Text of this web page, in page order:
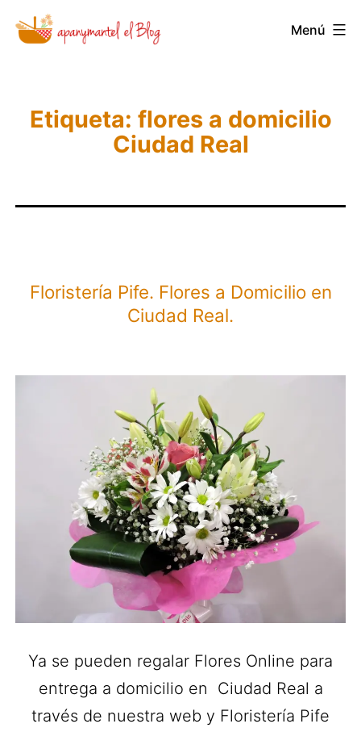
Saltar
Novedades
Menú
Etiqueta: flores a domicilio
Ciudad Real
Floristería Pife. Flores a Domicilio en
Ciudad Real.
Ya se pueden regalar Flores Online para
entrega a domicilio en Ciudad Real a
través de nuestra web y Floristería Pife